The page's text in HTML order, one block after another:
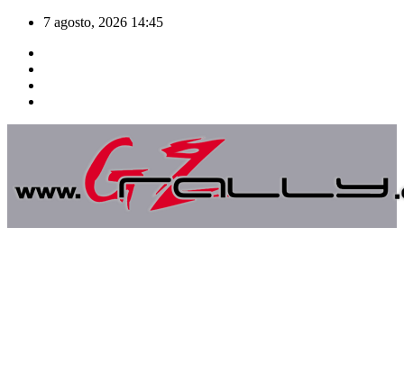
Saltar
contenido
7 agosto, 2026 14:45